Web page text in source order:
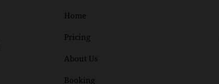
Home
Pricing
About Us
Booking